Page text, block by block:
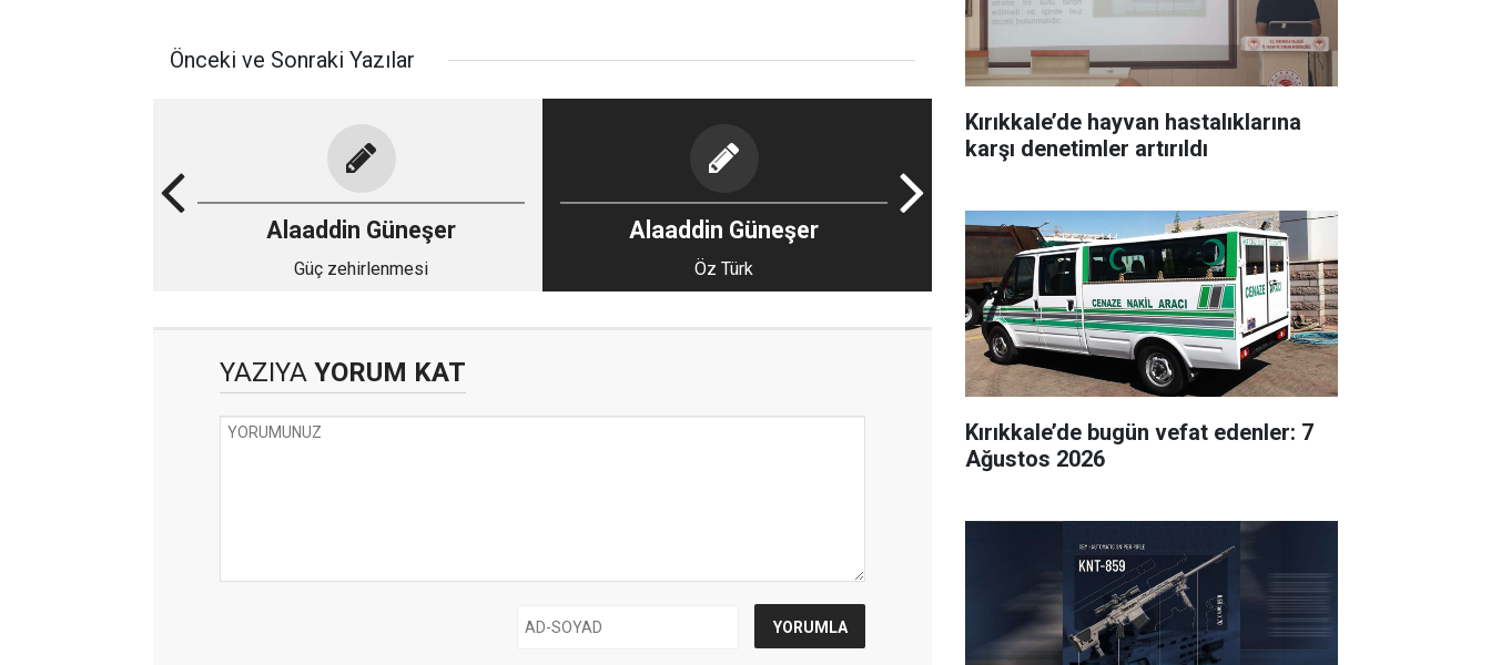
Önceki ve Sonraki Yazılar
Alaaddin Güneşer
Güç zehirlenmesi
Alaaddin Güneşer
Öz Türk
YAZIYA YORUM KAT
Kırıkkale’de hayvan hastalıklarına
karşı denetimler artırıldı
Kırıkkale’de bugün vefat edenler: 7
Ağustos 2026